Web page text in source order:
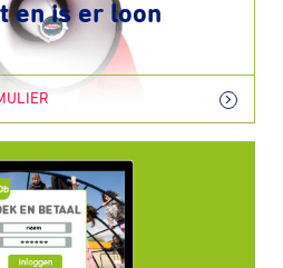
en is er loon